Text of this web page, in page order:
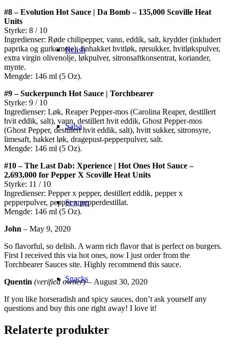
Relish
Salsa
Sennep
Snacks
#8 – Evolution Hot Sauce | Da Bomb – 135,000 Scoville Heat
Units
Styrke: 8 / 10
Ingredienser: Røde chilipepper, vann, eddik, salt, krydder (inkludert
paprika og gurkemeie), finhakket hvitløk, rørsukker, hvitløkspulver,
extra virgin olivenolje, løkpulver, sitronsaftkonsentrat, koriander,
mynte.
Mengde: 146 ml (5 Oz).
#9 – Suckerpunch Hot Sauce | Torchbearer
Styrke: 9 / 10
Ingredienser: Løk, Reaper Pepper-mos (Carolina Reaper, destillert
hvit eddik, salt), vann, destillert hvit eddik, Ghost Pepper-mos
(Ghost Pepper, destillert hvit eddik, salt), hvitt sukker, sitronsyre,
limesaft, hakket løk, dragepust-pepperpulver, salt.
Mengde: 146 ml (5 Oz).
#10 – The Last Dab: Xperience | Hot Ones Hot Sauce –
2,693,000 for Pepper X Scoville Heat Units
Styrke: 11 / 10
Ingredienser: Pepper x pepper, destillert eddik, pepper x
pepperpulver, pepper x pepperdestillat.
Mengde: 146 ml (5 Oz).
John – May 9, 2020
So flavorful, so delish. A warm rich flavor that is perfect on burgers.
First I received this via hot ones, now I just order from the
Torchbearer Sauces site. Highly recommend this sauce.
Quentin (verified owner) – August 30, 2020
If you like horseradish and spicy sauces, don’t ask yourself any
questions and buy this one right away! I love it!
Relaterte produkter